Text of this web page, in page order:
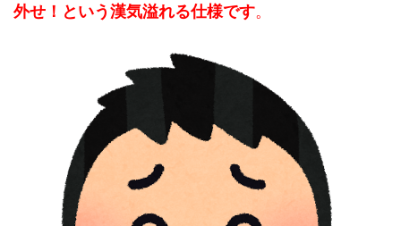
外せ！という漢気溢れる仕様です。